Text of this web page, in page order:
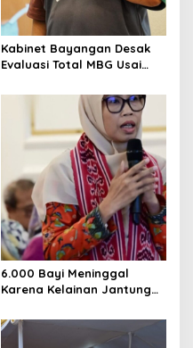
Kabinet Bayangan Desak
Evaluasi Total MBG Usai
Massal
6.000 Bayi Meninggal
Karena Kelainan Jantung
Pemerataan Operasi
Jantung Anak